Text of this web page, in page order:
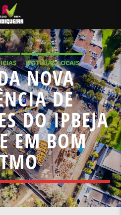
NOTÍCIAS LOCAIS
NACIONAISNOVA
DE
DO IPBEJA
EM BOM